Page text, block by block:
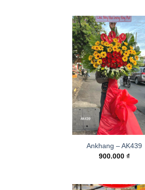
Ankhang – AK439
900.000 ₫